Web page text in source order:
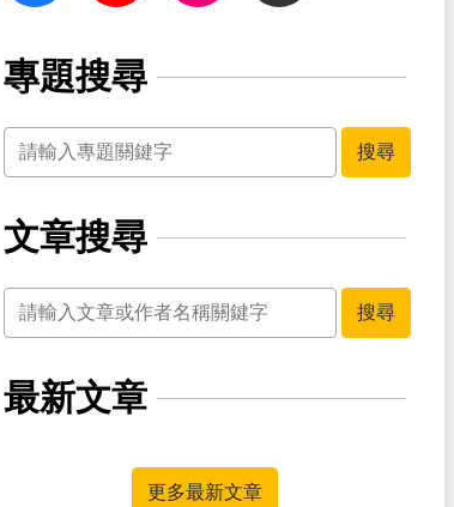
專題搜尋
關鍵字
搜尋
文章搜尋
關鍵字
搜尋
最新文章
更多最新文章